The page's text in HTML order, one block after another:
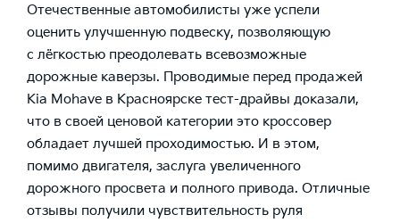
Отечественные автомобилисты уже успели
оценить улучшенную подвеску, позволяющую
с лёгкостью преодолевать всевозможные
дорожные каверзы. Проводимые перед продажей
Kia Mohave в Красноярске тест-драйвы доказали,
что в своей ценовой категории это кроссовер
обладает лучшей проходимостью. И в этом,
помимо двигателя, заслуга увеличенного
дорожного просвета и полного привода. Отличные
отзывы получили чувствительность руля